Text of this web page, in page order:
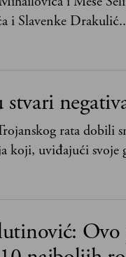
i Slavenke
stvari
rata dobili
koji, uviđajući svoje
da postoje stvari
Ovo